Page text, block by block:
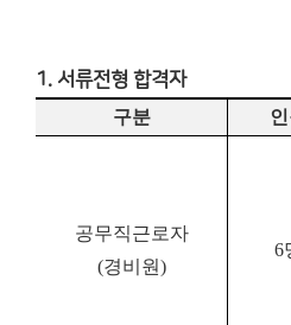
1. 서류전형 합격자
구분 인
공무직근로자
(경비원)
6